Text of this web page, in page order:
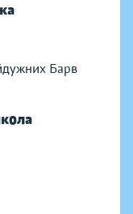
Барв